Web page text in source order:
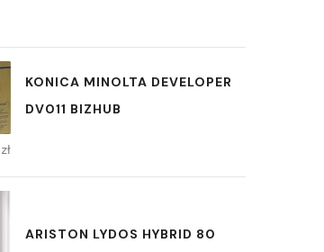
KONICA MINOLTA DEVELOPER
DV011 BIZHUB
zł
ARISTON LYDOS HYBRID 80